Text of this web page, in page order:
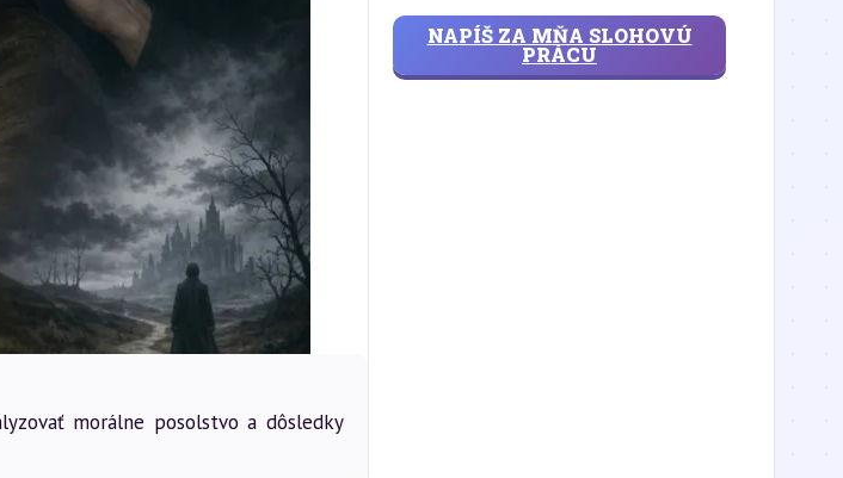
morálne posolstvo a dôsledky
NAPÍŠ ZA MŇA SLOHOVÚ
PRÁCU